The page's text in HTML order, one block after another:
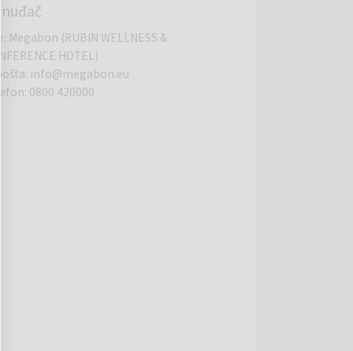
: Megabon (RUBIN WELLNESS &
HOTEL)
: info@megabon.eu
: 0800 420000